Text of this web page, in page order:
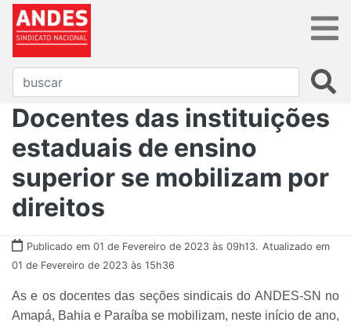
Docentes das instituições
estaduais de ensino
superior se mobilizam por
direitos
Publicado em 01 de Fevereiro de 2023 às 09h13. Atualizado em
01 de Fevereiro de 2023 às 15h36
As e os docentes das seções sindicais do ANDES-SN no
Amapá, Bahia e Paraíba se mobilizam, neste início de ano,